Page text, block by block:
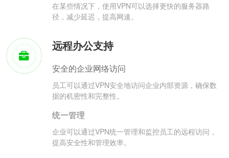
在某些情况下，使用VPN可以选择更快的服务器路
径，减少延迟，提高网速。
远程办公支持
安全的企业网络访问
员工可以通过VPN安全地访问企业内部资源，确保数
据的机密性和完整性。
统一管理
企业可以通过VPN统一管理和监控员工的远程访问，
提高安全性和管理效率。